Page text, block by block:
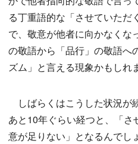
る丁重語的な「させていただ
で、敬意が他者に向かなくな
の敬語から「品行」の敬語へ
ズム」と言える現象かもしれ
しばらくはこうした状況が
あと10年ぐらい経つと、「
意が足りない」となるんでし